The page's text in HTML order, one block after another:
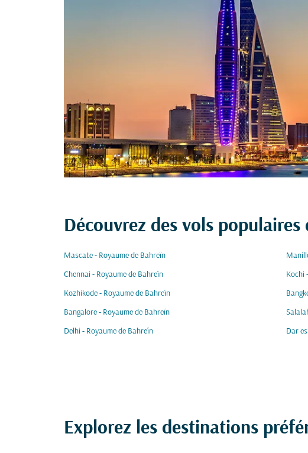
Découvrez des vols
Mascate - Royaume de Bahreïn
Chennai - Royaume de Bahreïn Kochi
Kozhikode - Royaume de Bahreïn
Bangalore - Royaume de Bahreïn
Delhi - Royaume de Bahreïn Dar
Explorez les destinations